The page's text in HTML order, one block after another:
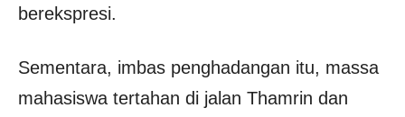
berekspresi.
Sementara, imbas penghadangan itu, massa
mahasiswa tertahan di jalan Thamrin dan